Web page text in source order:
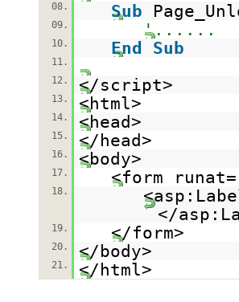
08.
Sub
09. '......
10. End Sub
11.
12.
</script>
13. <html>
14. <head>
15. </head>
16. <body>
17. <form runat=
18.
</
19. </form>
20. </body>
21. </html>